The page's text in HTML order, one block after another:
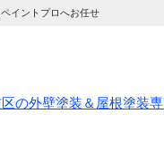
イントプロへお任せ